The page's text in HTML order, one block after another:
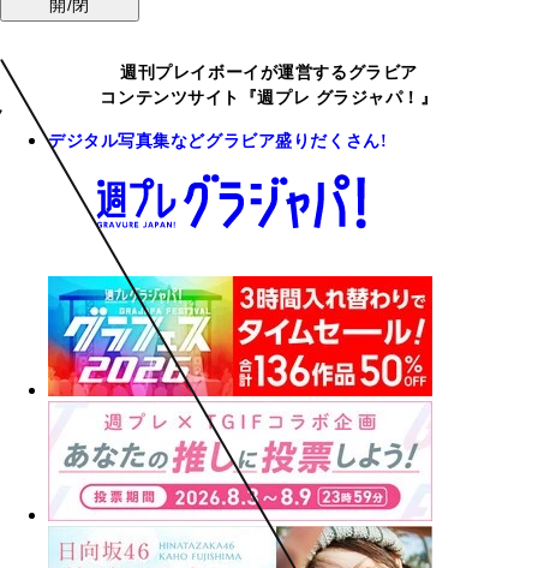
開/閉
週刊プレイボーイが運営するグラビア
コンテンツサイト『週プレ グラジャパ！』
デジタル写真集などグラビア盛りだくさん!